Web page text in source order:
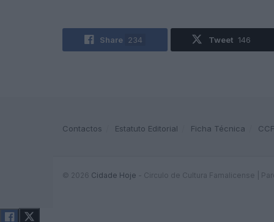
Share 234 Tweet 146
Contactos Estatuto Editorial Ficha Técnica CCF
© 2026 Cidade Hoje - Circulo de Cultura Famalicense |